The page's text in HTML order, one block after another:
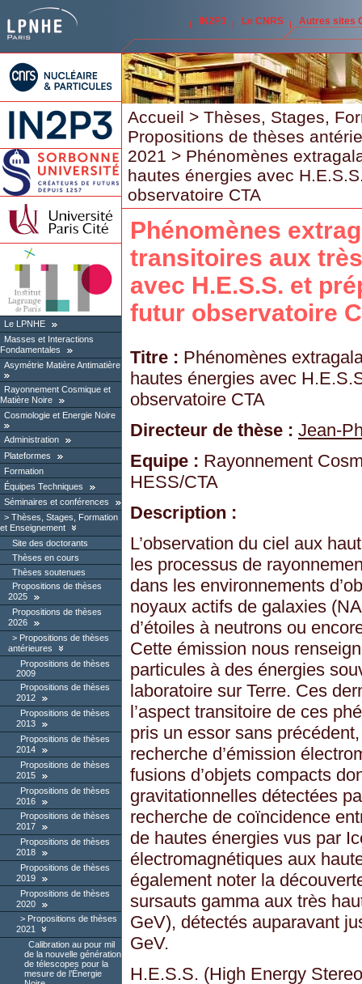
IN2P3 Le CNRS Autres sites
Le LPNHE
Masses et Interactions
Fondamentales
Asymétrie Matière Antimatière
Rayonnement Cosmique et
Matière Noire
Cosmologie et Energie Noire
Administration
Plateformes
Formation
Équipes Techniques
Séminaires et conférences
Thèses, Stages, Formation
et Enseignement
Site des doctorants
Thèses en cours
Thèses soutenues
Propositions de thèses
2025
Propositions de thèses
2026
Propositions de thèses
antérieures
Propositions de thèses
2009
Propositions de thèses
2012
Propositions de thèses
2013
Propositions de thèses
2014
Propositions de thèses
2015
Propositions de thèses
2016
Propositions de thèses
2017
Propositions de thèses
2018
Propositions de thèses
2019
Propositions de thèses
2020
Propositions de thèses
2021
Calibration au pour mil
de la nouvelle génération
de télescopes pour la
mesure de l’Énergie
Accueil > Thèses, Stages,
Propositions de thèses
2021 > Phénomènes
hautes énergies avec
observatoire CTA
Phénomènes
transitoires aux
avec H.E.S.S. et
futur observatoire
Titre : Phénomènes
hautes énergies avec
observatoire CTA
Directeur de thèse : Jean-
Equipe : Rayonnement
HESS/CTA
Description :
L’observation du ciel aux
les processus de
dans les environnements
noyaux actifs de galaxies
d’étoiles à neutrons ou
Cette émission nous
particules à des énergies
laboratoire sur Terre. Ces
l’aspect transitoire de ces
pris un essor sans
recherche d’émission
fusions d’objets compacts
gravitationnelles détectées
recherche de coïncidence
de hautes énergies vus par
électromagnétiques aux
également noter la
sursauts gamma aux très
GeV), détectés auparavant
GeV.
H.E.S.S. (High Energy